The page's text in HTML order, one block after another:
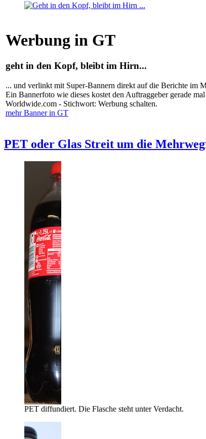
Werbung in GT
geht in den Kopf, bleibt im Hirn...
... und verlinkt mit Super-Bannern direkt auf die Berichte im
Ein Bannerfoto wie dieses kostet den Auftraggeber gerade
Worldwide.com - Stichwort: Werbung schalten.
mehr Banner in GT
PET oder Glas Streit um die
PET diffundiert. Die Flasche steht unter Verdacht.